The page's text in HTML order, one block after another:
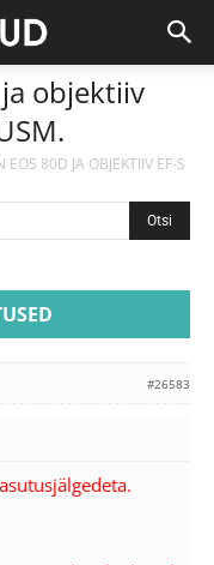
objektiiv
80D JA OBJEKTIIV EF-S
#26583